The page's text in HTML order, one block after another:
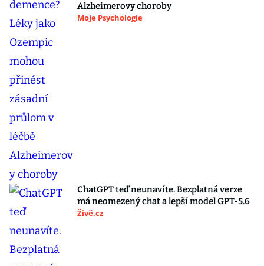
Alzheimerovy choroby
Moje Psychologie
ChatGPT teď neunavíte. Bezplatná verze
má neomezený chat a lepší model GPT-5.6
Živě.cz